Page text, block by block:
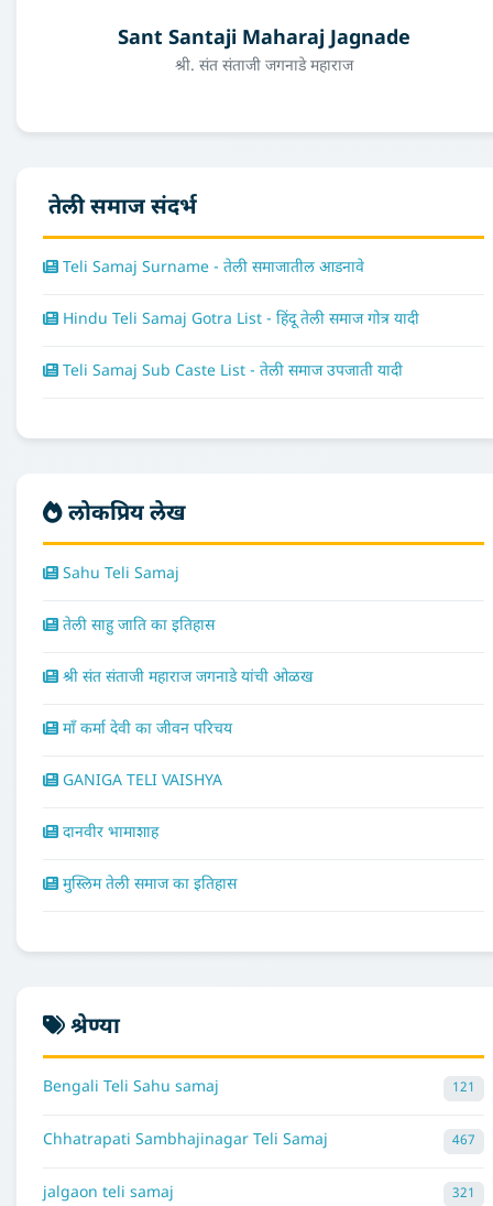
Sant Santaji Maharaj Jagnade
श्री. संत संताजी जगनाडे महाराज
तेली समाज संदर्भ
Teli Samaj Surname - तेली समाजातील आडनावे
Hindu Teli Samaj Gotra List - हिंदू तेली समाज गोत्र यादी
Teli Samaj Sub Caste List - तेली समाज उपजाती यादी
लोकप्रिय लेख
Sahu Teli Samaj
तेली साहु जाति का इतिहास
श्री संत संताजी महाराज जगनाडे यांची ओळख
माँ कर्मा देवी का जीवन परिचय
GANIGA TELI VAISHYA
दानवीर भामाशाह
मुस्लिम तेली समाज का इतिहास
श्रेण्या
Bengali Teli Sahu samaj 121
Chhatrapati Sambhajinagar Teli Samaj 467
jalgaon teli samaj 321